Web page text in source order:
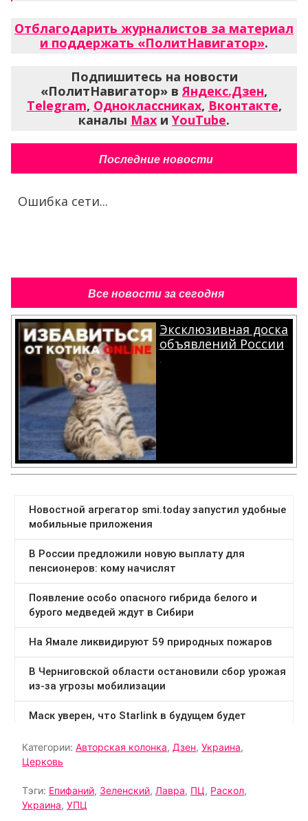
Отблагодарить журналистов за материал
и поддержать «ПолитНавигатор».
Подпишитесь на новости
«ПолитНавигатор» вЯндекс.Дзен,
Telegram, Одноклассниках, Вконтакте,
каналы Max и YouTube.
Последние новости
Ошибка сети...
Все новости за сегодня
Эксклюзивная доска
объявлений России
.
Категории: Авторская колонка, Дзен, Украина,
Церковь
Тэги: Епифаний, Зеленский, Лавра, ПЦ, Раскол,
Украина, УПЦ